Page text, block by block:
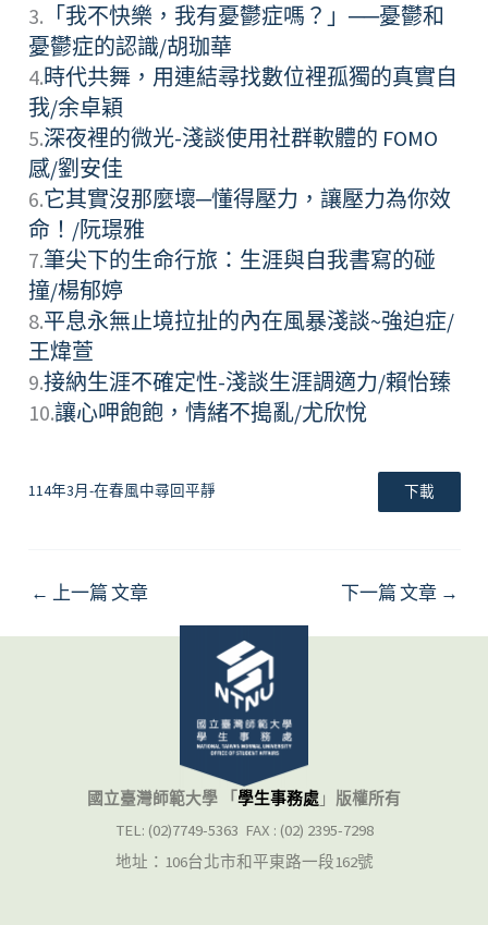
3. 「我不快樂，我有憂鬱症嗎？」──憂鬱和
憂鬱症的認識/胡珈華
4.時代共舞，用連結尋找數位裡孤獨的真實自
我/余卓穎
5.深夜裡的微光-淺談使用社群軟體的 FOMO
感/劉安佳
6.它其實沒那麼壞─懂得壓力，讓壓力為你效
命！/阮璟雅
7.筆尖下的生命行旅：生涯與自我書寫的碰
撞/楊郁婷
8.平息永無止境拉扯的內在風暴淺談~強迫症/
王煒萱
9.接納生涯不確定性-淺談生涯調適力/賴怡臻
10.讓心呷飽飽，情緒不搗亂/尤欣悅
114年3月-在春風中尋回平靜 下載
← 上一篇 文章 下一篇 文章 →
國立臺灣師範大學 「學生事務處 」 版權所有
TEL: (02)7749-5363 FAX : (02) 2395-7298
地址：106台北市和平東路一段162號